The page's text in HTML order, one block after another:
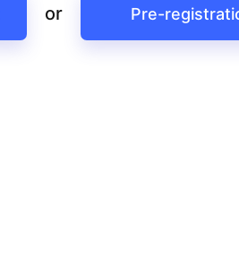
or Pre-